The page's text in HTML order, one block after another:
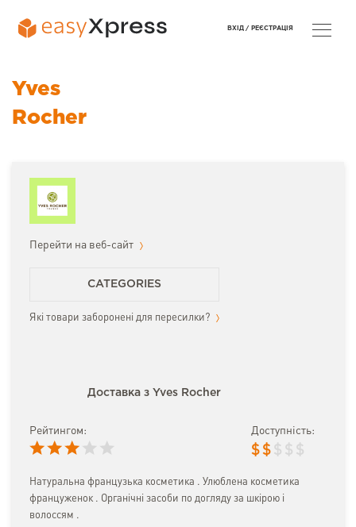
Yves
Rocher
Перейти на веб-сайт
CATEGORIES
Які товари заборонені для пересилки?
Доставка з Yves Rocher
Рейтингом: Доступність:
$ $ $ $ $
Натуральна французька косметика . Улюблена косметика
француженок . Органічні засоби по догляду за шкірою і
волоссям .
ВХІД / РЕЄСТРАЦІЯ